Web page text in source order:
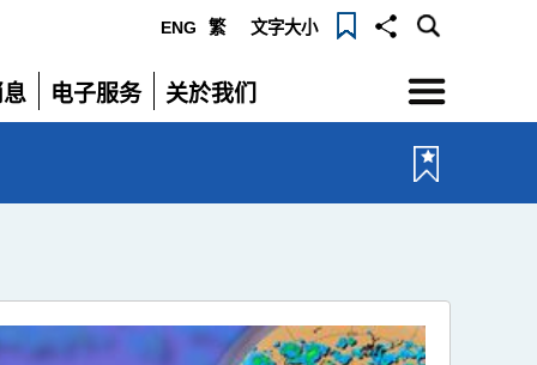
ENG 繁 文字大小
电子服务
展
关於我们
展
选
单